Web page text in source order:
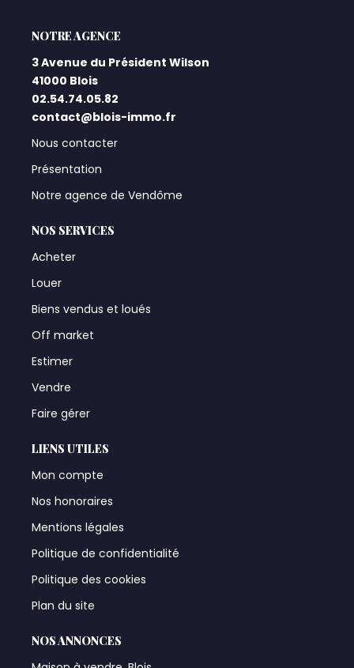
L'AGENCE
3 Avenue du Président Wilson
41000 Blois
02.54.74.05.82
contact@blois-immo.fr
Nous contacter
Présentation
Notre agence de Vendôme
NOS SERVICES
Acheter
Louer
Biens vendus et loués
Off market
Estimer
Vendre
Faire gérer
LIENS UTILES
Mon compte
Nos honoraires
Mentions légales
Politique de confidentialité
Politique des cookies
Plan du site
NOS ANNONCES